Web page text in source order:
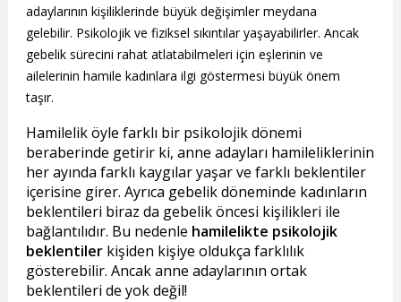
adaylarının kişiliklerinde büyük değişimler meydana
gelebilir. Psikolojik ve fiziksel sıkıntılar yaşayabilirler. Ancak
gebelik sürecini rahat atlatabilmeleri için eşlerinin ve
ailelerinin hamile kadınlara ilgi göstermesi büyük önem
taşır.
Hamilelik öyle farklı bir psikolojik dönemi
beraberinde getirir ki, anne adayları hamileliklerinin
her ayında farklı kaygılar yaşar ve farklı beklentiler
içerisine girer. Ayrıca gebelik döneminde kadınların
beklentileri biraz da gebelik öncesi kişilikleri ile
bağlantılıdır. Bu nedenle hamilelikte psikolojik
beklentiler kişiden kişiye oldukça farklılık
gösterebilir. Ancak anne adaylarının ortak
beklentileri de yok değil!